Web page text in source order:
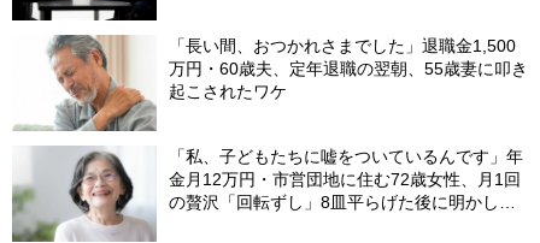
「長い間、おつかれさまでした」退職金1,500
万円・60歳夫、定年退職の翌朝、55歳妻に叩き
起こされたワケ
「私、子どもたちに嘘をついているんです」年
金月12万円・市営団地に住む72歳女性、月1回
の贅沢「回転ずし」8皿平らげた後に明かした